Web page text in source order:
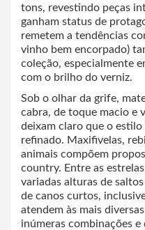
tons, revestindo peças
ganham status de
remetem a tendências
vinho bem encorpado)
coleção, especialmente
com o brilho do verniz.
Sob o olhar da grife,
cabra, de toque macio e
deixam claro que o estilo
refinado. Maxifivelas,
animais compõem
country. Entre as
variadas alturas de
de canos curtos,
atendem às mais
inúmeras combinações